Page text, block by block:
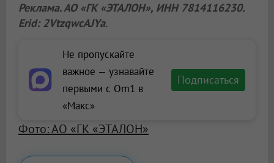
Реклама. АО «ГК «ЭТАЛОН», ИНН 7814116230.
Erid: 2VtzqwcAJYa.
Не пропускайте
важное — узнавайте
первыми с Om1 в
«Макс»
Подписаться
Фото: АО «ГК «ЭТАЛОН»